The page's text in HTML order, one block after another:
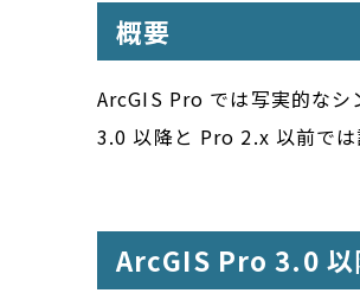
概要
ArcGIS Pro では写実的なシ
3.0 以降と Pro 2.x 以前では
ArcGIS Pro 3.0 以